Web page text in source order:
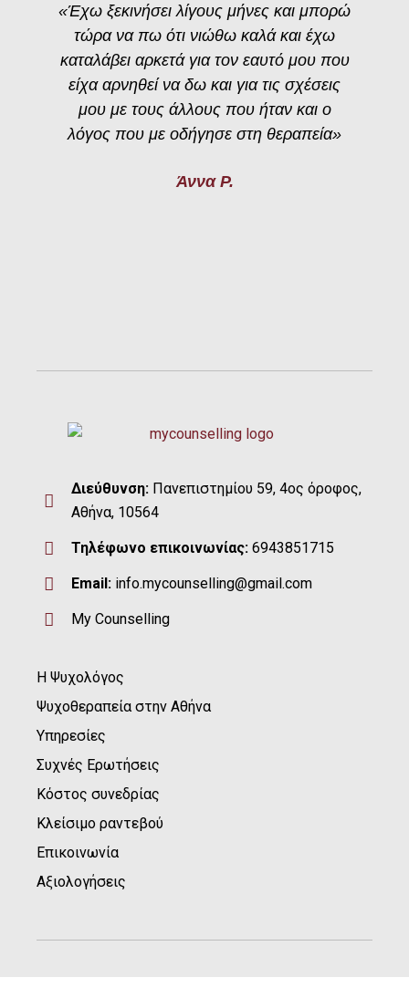
«Έχω ξεκινήσει λίγους μήνες και μπορώ
τώρα να πω ότι νιώθω καλά και έχω
καταλάβει αρκετά για τον εαυτό μου που
είχα αρνηθεί να δω και για τις σχέσεις
μου με τους άλλους που ήταν και ο
λόγος που με οδήγησε στη θεραπεία»
Άννα Ρ.
Διεύθυνση:Πανεπιστημίου 59, 4ος όροφος,
Αθήνα, 10564
Τηλέφωνο επικοινωνίας:6943851715
Email:info.mycounselling@gmail.com
My Counselling
Η Ψυχολόγος
Ψυχοθεραπεία στην Αθήνα
Υπηρεσίες
Συχνές Ερωτήσεις
Κόστος συνεδρίας
Κλείσιμο ραντεβού
Επικοινωνία
Αξιολογήσεις